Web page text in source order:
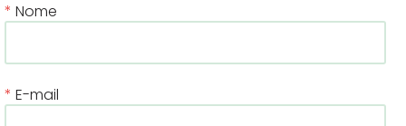
Nome
E-mail